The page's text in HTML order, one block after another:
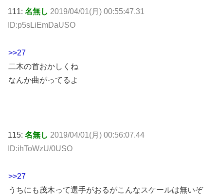
111: 名無し 2019/04/01(月) 00:55:47.31
ID:p5sLiEmDaUSO
>>27
二木の首おかしくね
なんか曲がってるよ
115: 名無し 2019/04/01(月) 00:56:07.44
ID:ihToWzU/0USO
>>27
うちにも茂木って選手がおるがこんなスケールは無いぞ